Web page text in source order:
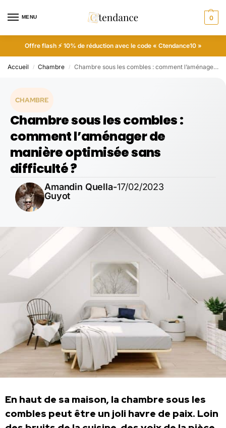
MENU 0
Offre flash ⚡ 10% de réduction avec le code « Ctendance10 »
Accueil / Chambre / Chambre sous les combles : comment l’aménager de manière optimisée sans difficulté ?
CHAMBRE
Chambre sous les combles :
comment l’aménager de
manière optimisée sans
difficulté ?
Amandin Quella-
Guyot
17/02/2023
En haut de sa maison, la chambre sous les
combles peut être un joli havre de paix. Loin